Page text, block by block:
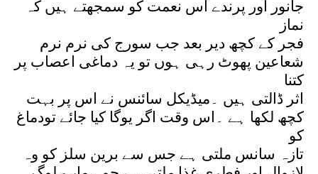
جانور اور پرندے اس نعمت کو سمجھتے ہیں کہ
نماز
فجر کے کچھ دیر بعد جب سورج کی نرم نرم
شعاعین پھوٹ رہی ہوں تو یہ دماغی اعصاب پر
کتنا
اثر ڈالتی ہیں ۔میڈیکل سائنس نے اس پر بہت
کچھ لکھا ہے ۔اس وقت اگر یوگا کیا جائے تودماغ
کو
تازہ سانس ملتی ہے جس سے برین سلز کو وہ